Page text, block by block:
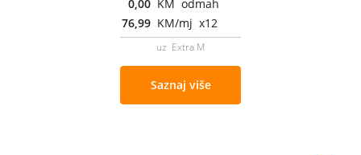
0,00 KM odmah
76,99 KM/mj x12
uz Extra M
Saznaj više